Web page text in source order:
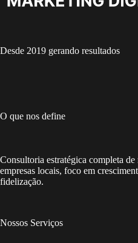
Desde 2019 gerando resultados
O que nos define
Consultoria estratégica completa
empresas locais, foco em
fidelização.
Nossos Serviços